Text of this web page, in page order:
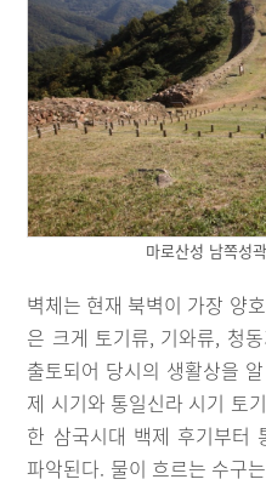
마로산성 남쪽성
벽체는 현재 북벽이 가장 양
은 크게 토기류, 기와류, 청
출토되어 당시의 생활상을
제 시기와 통일신라 시기 토
한 삼국시대 백제 후기부터
파악된다. 물이 흐르는 수구